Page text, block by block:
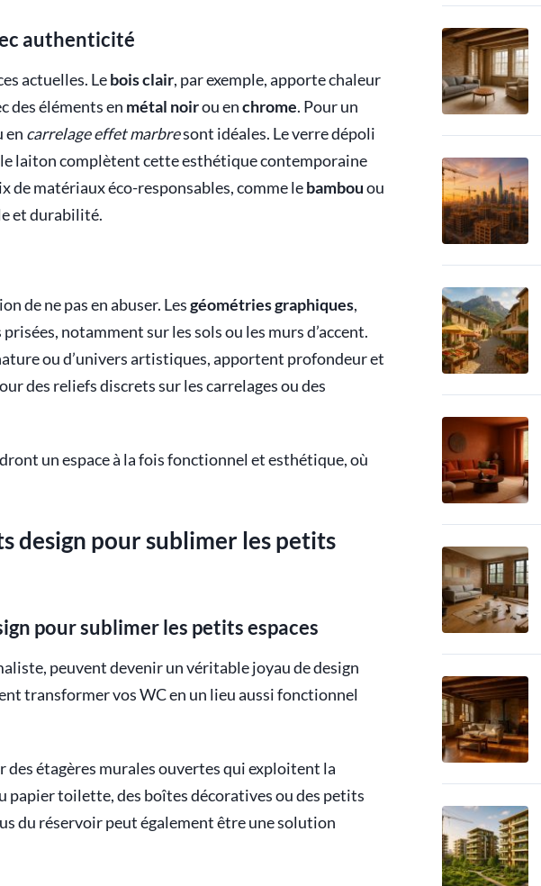
authenticité
actuelles. Lebois clair, par exemple, apporte chaleur
des éléments en métal noirou enchrome. Pour un
en carrelage effet marbresont idéales. Le verre dépoli
laiton complètent cette esthétique contemporaine
de matériaux éco-responsables, comme lebambouou
et durabilité.
de ne pas en abuser. Lesgéométries graphiques,
notamment sur les sols ou les murs d’accent.
ou d’univers artistiques, apportent profondeur et
des reliefs discrets sur les carrelages ou des
un espace à la fois fonctionnel et esthétique, où
design pour sublimer les petits
pour sublimer les petits espaces
peuvent devenir un véritable joyau de design
transformer vos WC en un lieu aussi fonctionnel
des étagères murales ouvertes qui exploitent la
papier toilette, des boîtes décoratives ou des petits
du réservoir peut également être une solution